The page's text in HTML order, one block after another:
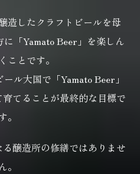
造したクラフトビールを母
に「Yamato Beer」を楽しん
ことです。
ール大国で 「Yamato Beer」
てることが最終的な目標で
。
醸造所の修繕ではありませ
ん。